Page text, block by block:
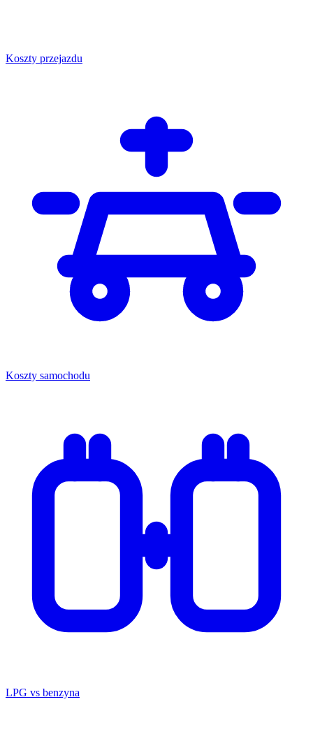
Koszty przejazdu
Koszty samochodu
LPG vs benzyna